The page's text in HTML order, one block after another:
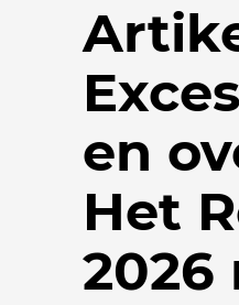
en
Het
2026